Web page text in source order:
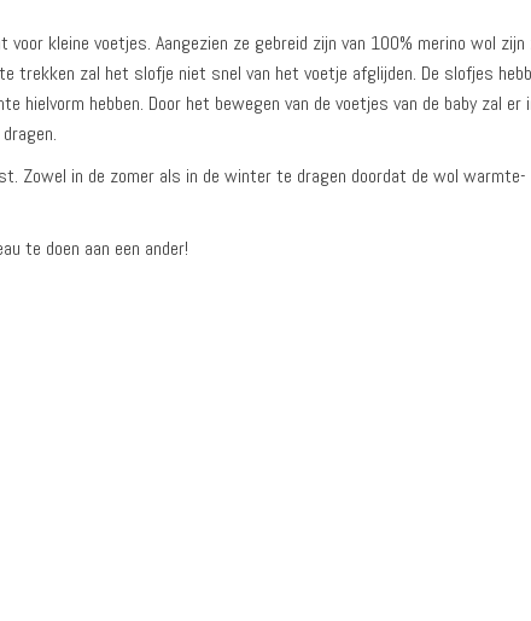
kleine voetjes. Aangezien ze gebreid zijn van 100% merino wol zijn
trekken zal het slofje niet snel van het voetje afglijden. De slofjes
hielvorm hebben. Door het bewegen van de voetjes van de baby zal er
Zowel in de zomer als in de winter te dragen doordat de wol warmte-
te doen aan een ander!